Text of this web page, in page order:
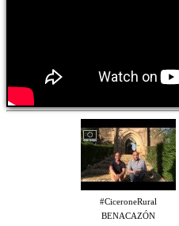
#CiceroneRural
BENACAZÓN